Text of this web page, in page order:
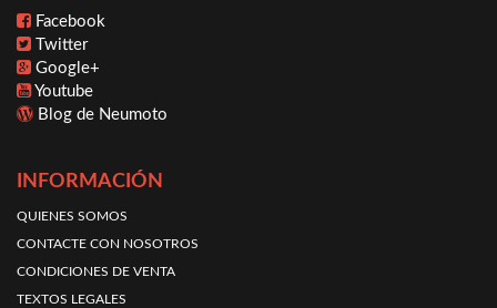
Facebook
Twitter
Google+
Youtube
Blog de Neumoto
INFORMACIÓN
QUIENES SOMOS
CONTACTE CON NOSOTROS
CONDICIONES DE VENTA
TEXTOS LEGALES